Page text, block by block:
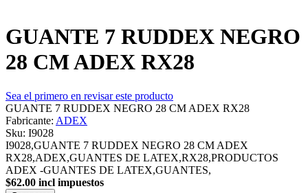
GUANTE 7 RUDDEX NEGRO
28 CM ADEX RX28
Sea el primero en revisar este producto
GUANTE 7 RUDDEX NEGRO 28 CM ADEX RX28
Fabricante: ADEX
Sku: I9028
I9028,GUANTE 7 RUDDEX NEGRO 28 CM ADEX
RX28,ADEX,GUANTES DE LATEX,RX28,PRODUCTOS
ADEX -GUANTES DE LATEX,GUANTES,
$62.00 incl impuestos